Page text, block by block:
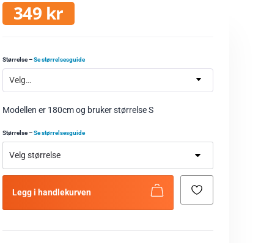
349 kr
Størrelse–Se størrelsesguide
Velg…
Modellen er 180cm og bruker størrelse S
Størrelse–Se størrelsesguide
Legg i handlekurven